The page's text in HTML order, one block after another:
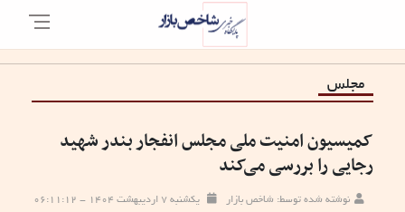
مجلس
کمیسیون امنیت ملی مجلس انفجار بندر شهید
رجایی را بررسی می‌کند
نوشته شده توسط: شاخص بازار یکشنبه ۷ اردیبهشت ۱۴۰۴ - ۰۶:۱۱:۱۲